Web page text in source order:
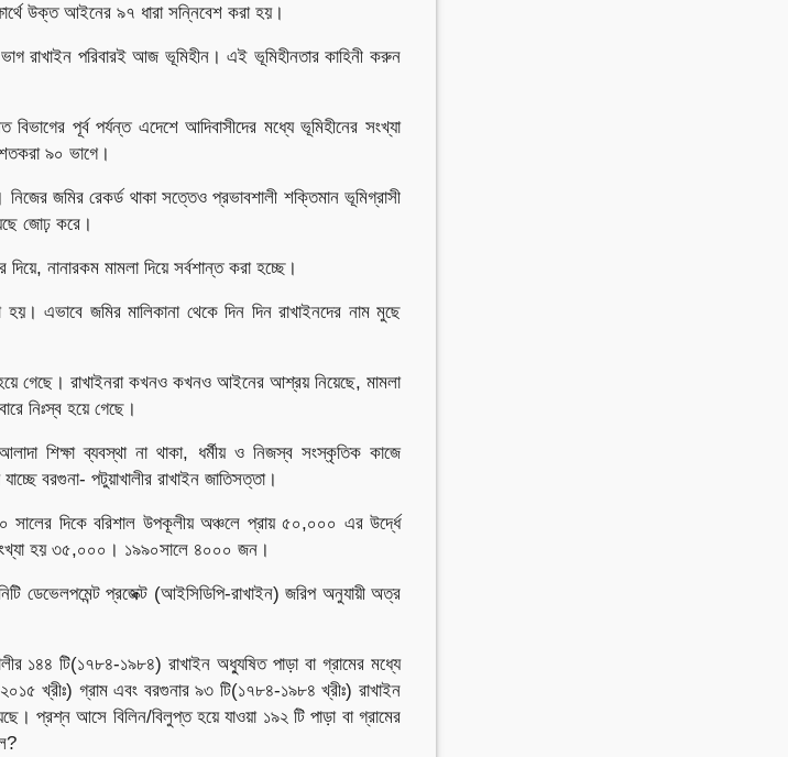
উক্ত আইনের ৯৭ ধারা সন্নিবেশ করা হয়।
রাখাইন পরিবারই আজ ভূমিহীন। এই ভূমিহীনতার কাহিনী করুন
পূর্ব পর্যন্ত এদেশে আদিবাসীদের মধ্যে ভূমিহীনের সংখ্যা
৯০ ভাগে।
জমির রেকর্ড থাকা সত্তেও প্রভাবশালী শক্তিমান ভূমিগ্রাসী
জোঢ় করে।
নানারকম মামলা দিয়ে সর্বশান্ত করা হচ্ছে।
হয়। এভাবে জমির মালিকানা থেকে দিন দিন রাখাইনদের নাম মুছে
গেছে। রাখাইনরা কখনও কখনও আইনের আশ্রয় নিয়েছে, মামলা
নিঃস্ব হয়ে গেছে।
শিক্ষা ব্যবস্থা না থাকা, ধর্মীয় ও নিজস্ব সংস্কৃতিক কাজে
বরগুনা- পটুয়াখালীর রাখাইন জাতিসত্তা।
সালের দিকে বরিশাল উপকূলীয় অঞ্চলে প্রায় ৫০,০০০ এর উর্দ্ধে
হয় ৩৫,০০০। ১৯৯০সালে ৪০০০ জন।
ডেভেলপমেন্ট প্রজেক্ট (আইসিডিপি-রাখাইন) জরিপ অনুযায়ী অত্র
১৪৪ টি(১৭৮৪-১৯৮৪) রাখাইন অধ্যুষিত পাড়া বা গ্রামের মধ্যে
খ্রীঃ) গ্রাম এবং বরগুনার ৯৩ টি(১৭৮৪-১৯৮৪ খ্রীঃ) রাখাইন
প্রশ্ন আসে বিলিন/বিলুপ্ত হয়ে যাওয়া ১৯২ টি পাড়া বা গ্রামের